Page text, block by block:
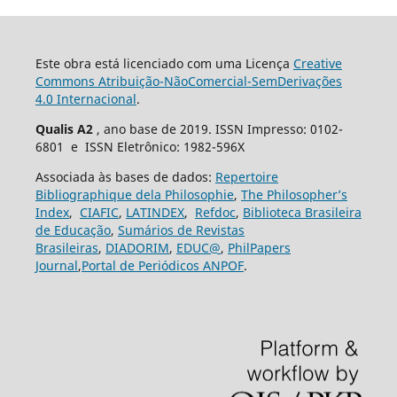
Este obra está licenciado com uma Licença Creative
Commons Atribuição-NãoComercial-SemDerivações
4.0 Internacional.
Qualis A2 , ano base de 2019. ISSN Impresso: 0102-
6801 e ISSN Eletrônico: 1982-596X
Associada às bases de dados: Repertoire
Bibliographique dela Philosophie, The Philosopher’s
Index, CIAFIC, LATINDEX, Refdoc, Biblioteca Brasileira
de Educação, Sumários de Revistas
Brasileiras, DIADORIM, EDUC@, PhilPapers
Journal,Portal de Periódicos ANPOF.